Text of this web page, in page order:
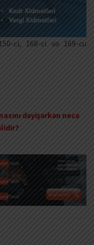
ci, 168-ci və 169-cu
dəyişərkən necə